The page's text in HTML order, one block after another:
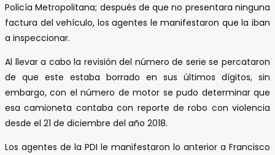
Policía Metropolitana; después de que no presentara ninguna
factura del vehículo, los agentes le manifestaron que la iban
a inspeccionar.
Al llevar a cabo la revisión del número de serie se percataron
de que este estaba borrado en sus últimos dígitos, sin
embargo, con el número de motor se pudo determinar que
esa camioneta contaba con reporte de robo con violencia
desde el 21 de diciembre del año 2018.
Los agentes de la PDI le manifestaron lo anterior a Francisco